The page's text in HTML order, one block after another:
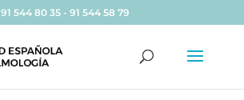
91 544 80 35 - 91 544 58 79